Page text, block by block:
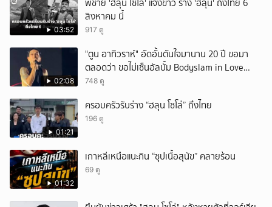
03:52
พี่ชาย 'ฮลุน โซโล่' แจ้งข่าว ร่าง 'ฮลุน' ถึงไทย 6
สิงหาคม นี้
917 ดู
02:08
"ตูน อาทิวราห์" อัดอั้นตันใจมานาน 20 ปี ขอมา
ตลอดว่า ขอไม่เซ็นอัลบั้ม Bodyslam in Love
Vol.1-2 ที่เป็นปกผู้ชายยิ้มแฉ่งสองคน พร้อมเผย
บอกอะไรทางเจ้าตัวเลย
748 ดู
01:21
ครอบครัวรับร่าง “ฮลุน โซโล่” ถึงไทย
196 ดู
01:32
เกาหลีเหนือแนะกิน “ซุปเนื้อสุนัข” คลายร้อน
69 ดู